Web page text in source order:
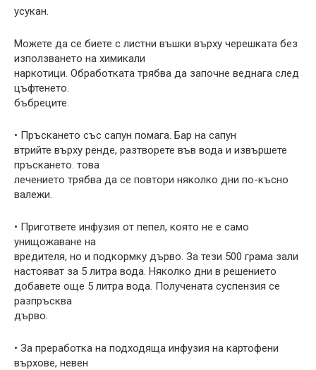
усукан.
Можете да се биете с листни въшки върху черешката без
използването на химикали
наркотици. Обработката трябва да започне веднага след
цъфтенето.
бъбреците.
• Пръскането със сапун помага. Бар на сапун
втрийте върху ренде, разтворете във вода и извършете
пръскането. това
лечението трябва да се повтори няколко дни по-късно
валежи.
• Пригответе инфузия от пепел, която не е само
унищожаване на
вредителя, но и подкормку дърво. За тези 500 грама зали
настояват за 5 литра вода. Няколко дни в решението
добавете още 5 литра вода. Получената суспензия се
разпръсква
дърво.
• За преработка на подходяща инфузия на картофени
върхове, невен